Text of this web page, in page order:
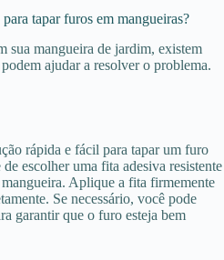
tapar furos em mangueiras?
sua mangueira de jardim, existem
ajudar a resolver o problema.
rápida e fácil para tapar um furo
escolher uma fita adesiva resistente
Aplique a fita firmemente
Se necessário, você pode
garantir que o furo esteja bem